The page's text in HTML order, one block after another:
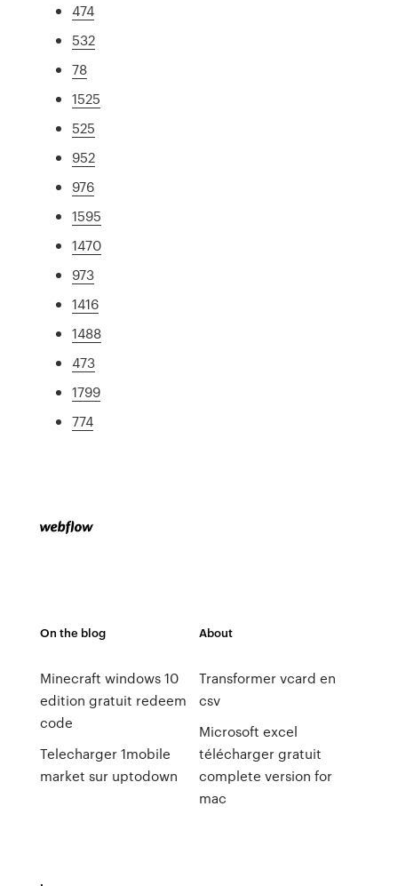
474
532
78
1525
525
952
976
1595
1470
973
1416
1488
473
1799
774
On the blog
Minecraft windows 10
edition gratuit redeem
code
Telecharger 1mobile
market sur uptodown
About
Transformer vcard en
csv
Microsoft excel
télécharger gratuit
complete version for
mac